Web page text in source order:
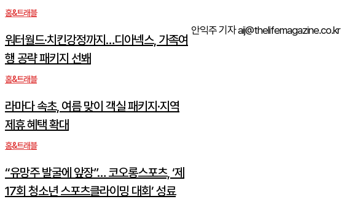
홈&트래블
워터월드·치킨강정까지…디아넥스, 가족여
행 공략 패키지 선봬
홈&트래블
라마다 속초, 여름 맞이 객실 패키지·지역
제휴 혜택 확대
홈&트래블
“유망주 발굴에 앞장”… 코오롱스포츠, ‘제
17회 청소년 스포츠클라이밍 대회’ 성료
안익주 기자 aij@thelifemagazine.co.kr